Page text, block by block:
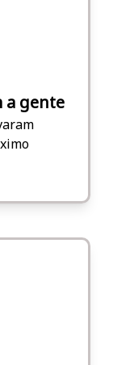
a gente